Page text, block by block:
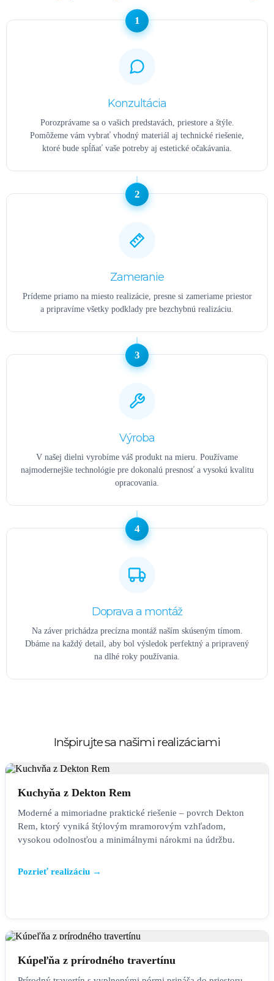
1
Konzultácia
Porozprávame sa o vašich predstavách, priestore a štýle.
Pomôžeme vám vybrať vhodný materiál aj technické riešenie,
ktoré bude spĺňať vaše potreby aj estetické očakávania.
2
Zameranie
Prídeme priamo na miesto realizácie, presne si zameriame priestor
a pripravíme všetky podklady pre bezchybnú realizáciu.
3
Výroba
V našej dielni vyrobíme váš produkt na mieru. Používame
najmodernejšie technológie pre dokonalú presnosť a vysokú kvalitu
opracovania.
4
Doprava a montáž
Na záver prichádza precízna montáž naším skúseným tímom.
Dbáme na každý detail, aby bol výsledok perfektný a pripravený
na dlhé roky používania.
Inšpirujte sa našimi realizáciami
Kuchyňa z Dekton Rem
Moderné a mimoriadne praktické riešenie – povrch Dekton
Rem, ktorý vyniká štýlovým mramorovým vzhľadom,
vysokou odolnosťou a minimálnymi nárokmi na údržbu.
Pozrieť realizáciu →
Kúpeľňa z prírodného travertínu